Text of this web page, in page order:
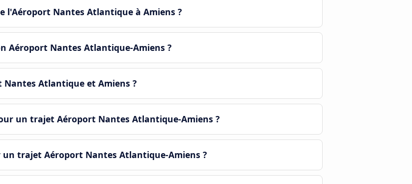
l'Aéroport Nantes Atlantique à Amiens ?
Aéroport Nantes Atlantique-Amiens ?
Atlantique et Amiens ?
un trajet Aéroport Nantes Atlantique-Amiens ?
trajet Aéroport Nantes Atlantique-Amiens ?